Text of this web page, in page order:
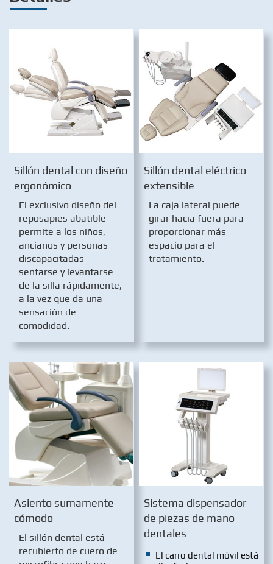
Sillón dental con diseño
ergonómico
El exclusivo diseño del
reposapies abatible
permite a los niños,
ancianos y personas
discapacitadas
sentarse y levantarse
de la silla rápidamente,
a la vez que da una
sensación de
comodidad.
Sillón dental eléctrico
extensible
La caja lateral puede
girar hacia fuera para
proporcionar más
espacio para el
tratamiento.
Asiento sumamente
cómodo
El sillón dental está
recubierto de cuero de
Sistema dispensador
de piezas de mano
dentales
El carro dental móvil está